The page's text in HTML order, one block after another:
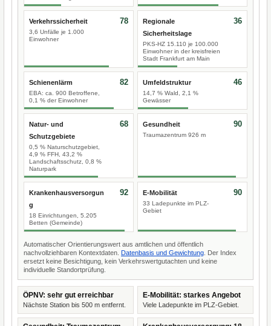
Verkehrssicherheit
3,6 Unfälle je 1.000
Einwohner
78
Regionale
Sicherheitslage
PKS-HZ 15.110 je 100.000
Einwohner in der kreisfreien
Stadt Frankfurt am Main
36
Schienenlärm
EBA: ca. 900 Betroffene,
0,1 % der Einwohner
82 Umfeldstruktur
14,7 % Wald, 2,1 %
Gewässer
46
Natur- und
Schutzgebiete
0,5 % Naturschutzgebiet,
4,9 % FFH, 43,2 %
Landschaftsschutz, 0,8 %
Naturpark
68 Gesundheit
Traumazentrum 926 m
90
Krankenhausversorgun
g
18 Einrichtungen, 5.205
Betten (Gemeinde)
92 E-Mobilität
33 Ladepunkte im PLZ-
Gebiet
90
Automatischer Orientierungswert aus amtlichen und öffentlich
nachvollziehbaren Kontextdaten. Datenbasis und Gewichtung . Der Index
ersetzt keine Besichtigung, kein Verkehrswertgutachten und keine
individuelle Standortprüfung.
ÖPNV: sehr gut erreichbar
Nächste Station bis 500 m entfernt.
E-Mobilität: starkes Angebot
Viele Ladepunkte im PLZ-Gebiet.